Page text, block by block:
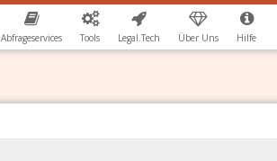
Abfrageservices Tools Legal.Tech Über Uns Hilfe